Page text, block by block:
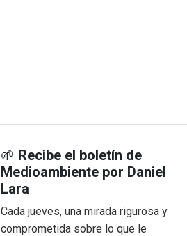
🌱 Recibe el boletín de
Medioambiente por Daniel
Lara
Cada jueves, una mirada rigurosa y
comprometida sobre lo que le